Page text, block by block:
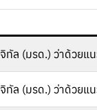
ทัล (มรด.) ว่าด้วยแ
ทัล (มรด.) ว่าด้วย